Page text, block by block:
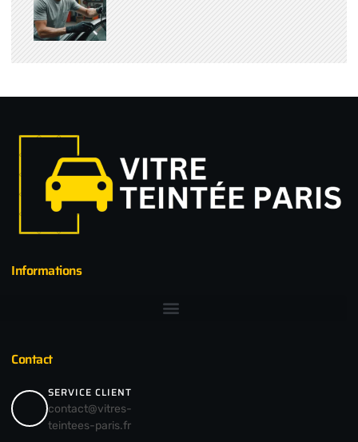
Informations
Contact
SERVICE CLIENT
contact@vitres-
teintees-paris.fr